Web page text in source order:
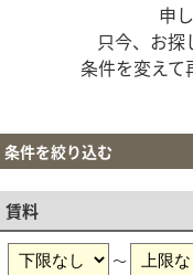
申
只今、お探
条件を変えて
条件を絞り込む
賃料
～